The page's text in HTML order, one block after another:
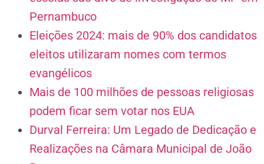
Pernambuco
Eleições 2024: mais de 90% dos candidatos
eleitos utilizaram nomes com termos
evangélicos
Mais de 100 milhões de pessoas religiosas
podem ficar sem votar nos EUA
Durval Ferreira: Um Legado de Dedicação e
Realizações na Câmara Municipal de João